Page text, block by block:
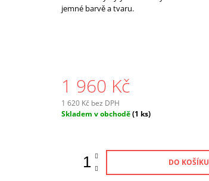
jemné barvě a tvaru.
1 960 Kč
1 620 Kč bez DPH
Měrná
Skladem v obchodě(1 ks)
DO KOŠÍKU